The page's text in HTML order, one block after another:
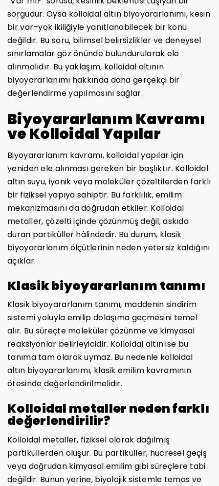
sorgudur. Oysa kolloidal altın biyoyararlanımı, kesin
bir var–yok ikiliğiyle yanıtlanabilecek bir konu
değildir. Bu soru, bilimsel belirsizlikler ve deneysel
sınırlamalar göz önünde bulundurularak ele
alınmalıdır. Bu yaklaşım, kolloidal altının
biyoyararlanımı hakkında daha gerçekçi bir
değerlendirme yapılmasını sağlar.
Biyoyararlanım Kavramı
ve Kolloidal Yapılar
Biyoyararlanım kavramı, kolloidal yapılar için
yeniden ele alınması gereken bir başlıktır. Kolloidal
altın suyu, iyonik veya moleküler çözeltilerden farklı
bir fiziksel yapıya sahiptir. Bu farklılık, emilim
mekanizmasını da doğrudan etkiler. Kolloidal
metaller, çözelti içinde çözünmüş değil; askıda
duran partiküller hâlindedir. Bu durum, klasik
biyoyararlanım ölçütlerinin neden yetersiz kaldığını
açıklar.
Klasik biyoyararlanım tanımı
Klasik biyoyararlanım tanımı, maddenin sindirim
sistemi yoluyla emilip dolaşıma geçmesini temel
alır. Bu süreçte moleküler çözünme ve kimyasal
reaksiyonlar belirleyicidir. Kolloidal altın ise bu
tanıma tam olarak uymaz. Bu nedenle kolloidal
altın biyoyararlanımı, klasik emilim kavramının
ötesinde değerlendirilmelidir.
Kolloidal metaller neden farklı
değerlendirilir?
Kolloidal metaller, fiziksel olarak dağılmış
partiküllerden oluşur. Bu partiküller, hücresel geçiş
veya doğrudan kimyasal emilim gibi süreçlere tabi
değildir. Bunun yerine, biyolojik sistemle temas ve